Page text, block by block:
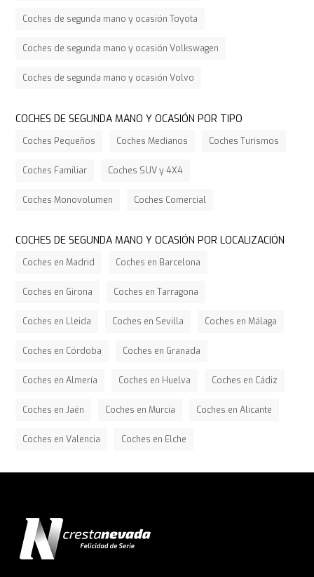
Coches de segunda mano y ocasión Toyota
Coches de segunda mano y ocasión Volkswagen
Coches de segunda mano y ocasión Volvo
COCHES DE SEGUNDA MANO Y OCASIÓN POR TIPO
Coches Pequeños Coches Medianos Coches Turismos
Coches Familiar Coches SUV y 4X4
Coches Monovolumen Coches Comercial
COCHES DE SEGUNDA MANO Y OCASIÓN POR LOCALIZACIÓN
Coches en Madrid Coches en Barcelona
Coches en Girona Coches en Tarragona
Coches en Lleida Coches en Sevilla Coches en Málaga
Coches en Córdoba Coches en Granada
Coches en Almería Coches en Huelva Coches en Cádiz
Coches en Jaén Coches en Murcia Coches en Alicante
Coches en Valencia Coches en Elche